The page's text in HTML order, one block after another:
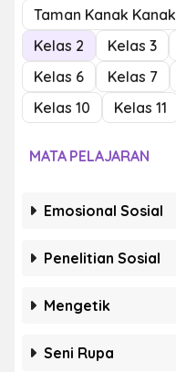
Taman Kanak Kanak
Kelas 2
Kelas 3
Kelas 6
Kelas 7
Kelas 10
Kelas 11
MATA PELAJARAN
Emosional Sosial
Penelitian Sosial
Mengetik
Seni Rupa